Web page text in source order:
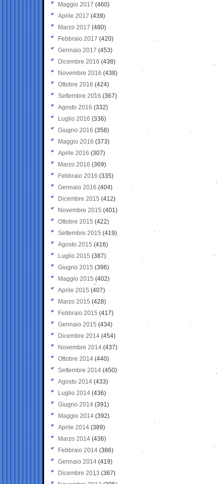
Maggio 2017 (460)
Aprile 2017 (439)
Marzo 2017 (480)
Febbraio 2017 (420)
Gennaio 2017 (453)
Dicembre 2016 (438)
Novembre 2016 (438)
Ottobre 2016 (424)
Settembre 2016 (367)
Agosto 2016 (332)
Luglio 2016 (336)
Giugno 2016 (358)
Maggio 2016 (373)
Aprile 2016 (307)
Marzo 2016 (369)
Febbraio 2016 (335)
Gennaio 2016 (404)
Dicembre 2015 (412)
Novembre 2015 (401)
Ottobre 2015 (422)
Settembre 2015 (419)
Agosto 2015 (416)
Luglio 2015 (387)
Giugno 2015 (396)
Maggio 2015 (402)
Aprile 2015 (407)
Marzo 2015 (428)
Febbraio 2015 (417)
Gennaio 2015 (434)
Dicembre 2014 (454)
Novembre 2014 (437)
Ottobre 2014 (440)
Settembre 2014 (450)
Agosto 2014 (433)
Luglio 2014 (436)
Giugno 2014 (391)
Maggio 2014 (392)
Aprile 2014 (389)
Marzo 2014 (436)
Febbraio 2014 (386)
Gennaio 2014 (419)
Dicembre 2013 (367)